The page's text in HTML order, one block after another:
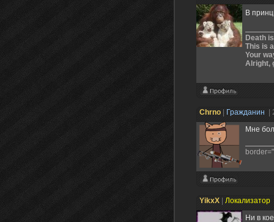
В
Death
This is
Your
Alright,
Chrno Гражданин
Мне
YikxX Локализатор
Ни в